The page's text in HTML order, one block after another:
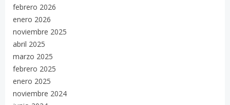
febrero 2026
enero 2026
noviembre 2025
abril 2025
marzo 2025
febrero 2025
enero 2025
noviembre 2024